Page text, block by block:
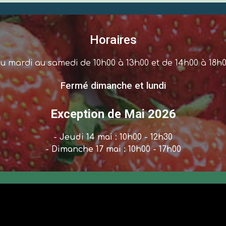
Horaires
mardi au samedi de 10h00 à 13h00 et de 14h00 à
Fermé dimanche et lundi
Exception de Mai 2026
- Jeudi 14 mai : 10h00 - 12h30
- Dimanche 17 mai : 10h00 - 17h00